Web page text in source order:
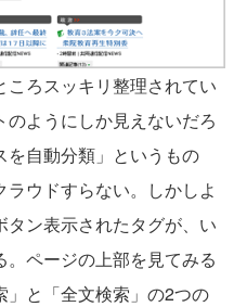
ろスッキリ整理されてい
ようにしか見えないだろ
を自動分類」というもの
ウドすらない。しかしよ
タン表示されたタグが、い
。ページの上部を見てみる
」と「全文検索」の2つの